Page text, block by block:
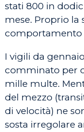
stati 800 in
mese. Proprio la
comportamento
I vigili da
comminato per
mille multe.
del mezzo
di velocità) ne
sosta irregolare